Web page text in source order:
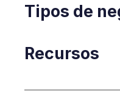
Tipos de
Recursos